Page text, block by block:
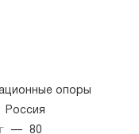
опоры
Россия
—
80